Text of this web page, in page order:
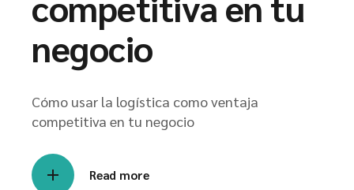
negocio
Cómo usar la logística como ventaja
competitiva en tu negocio
Read more